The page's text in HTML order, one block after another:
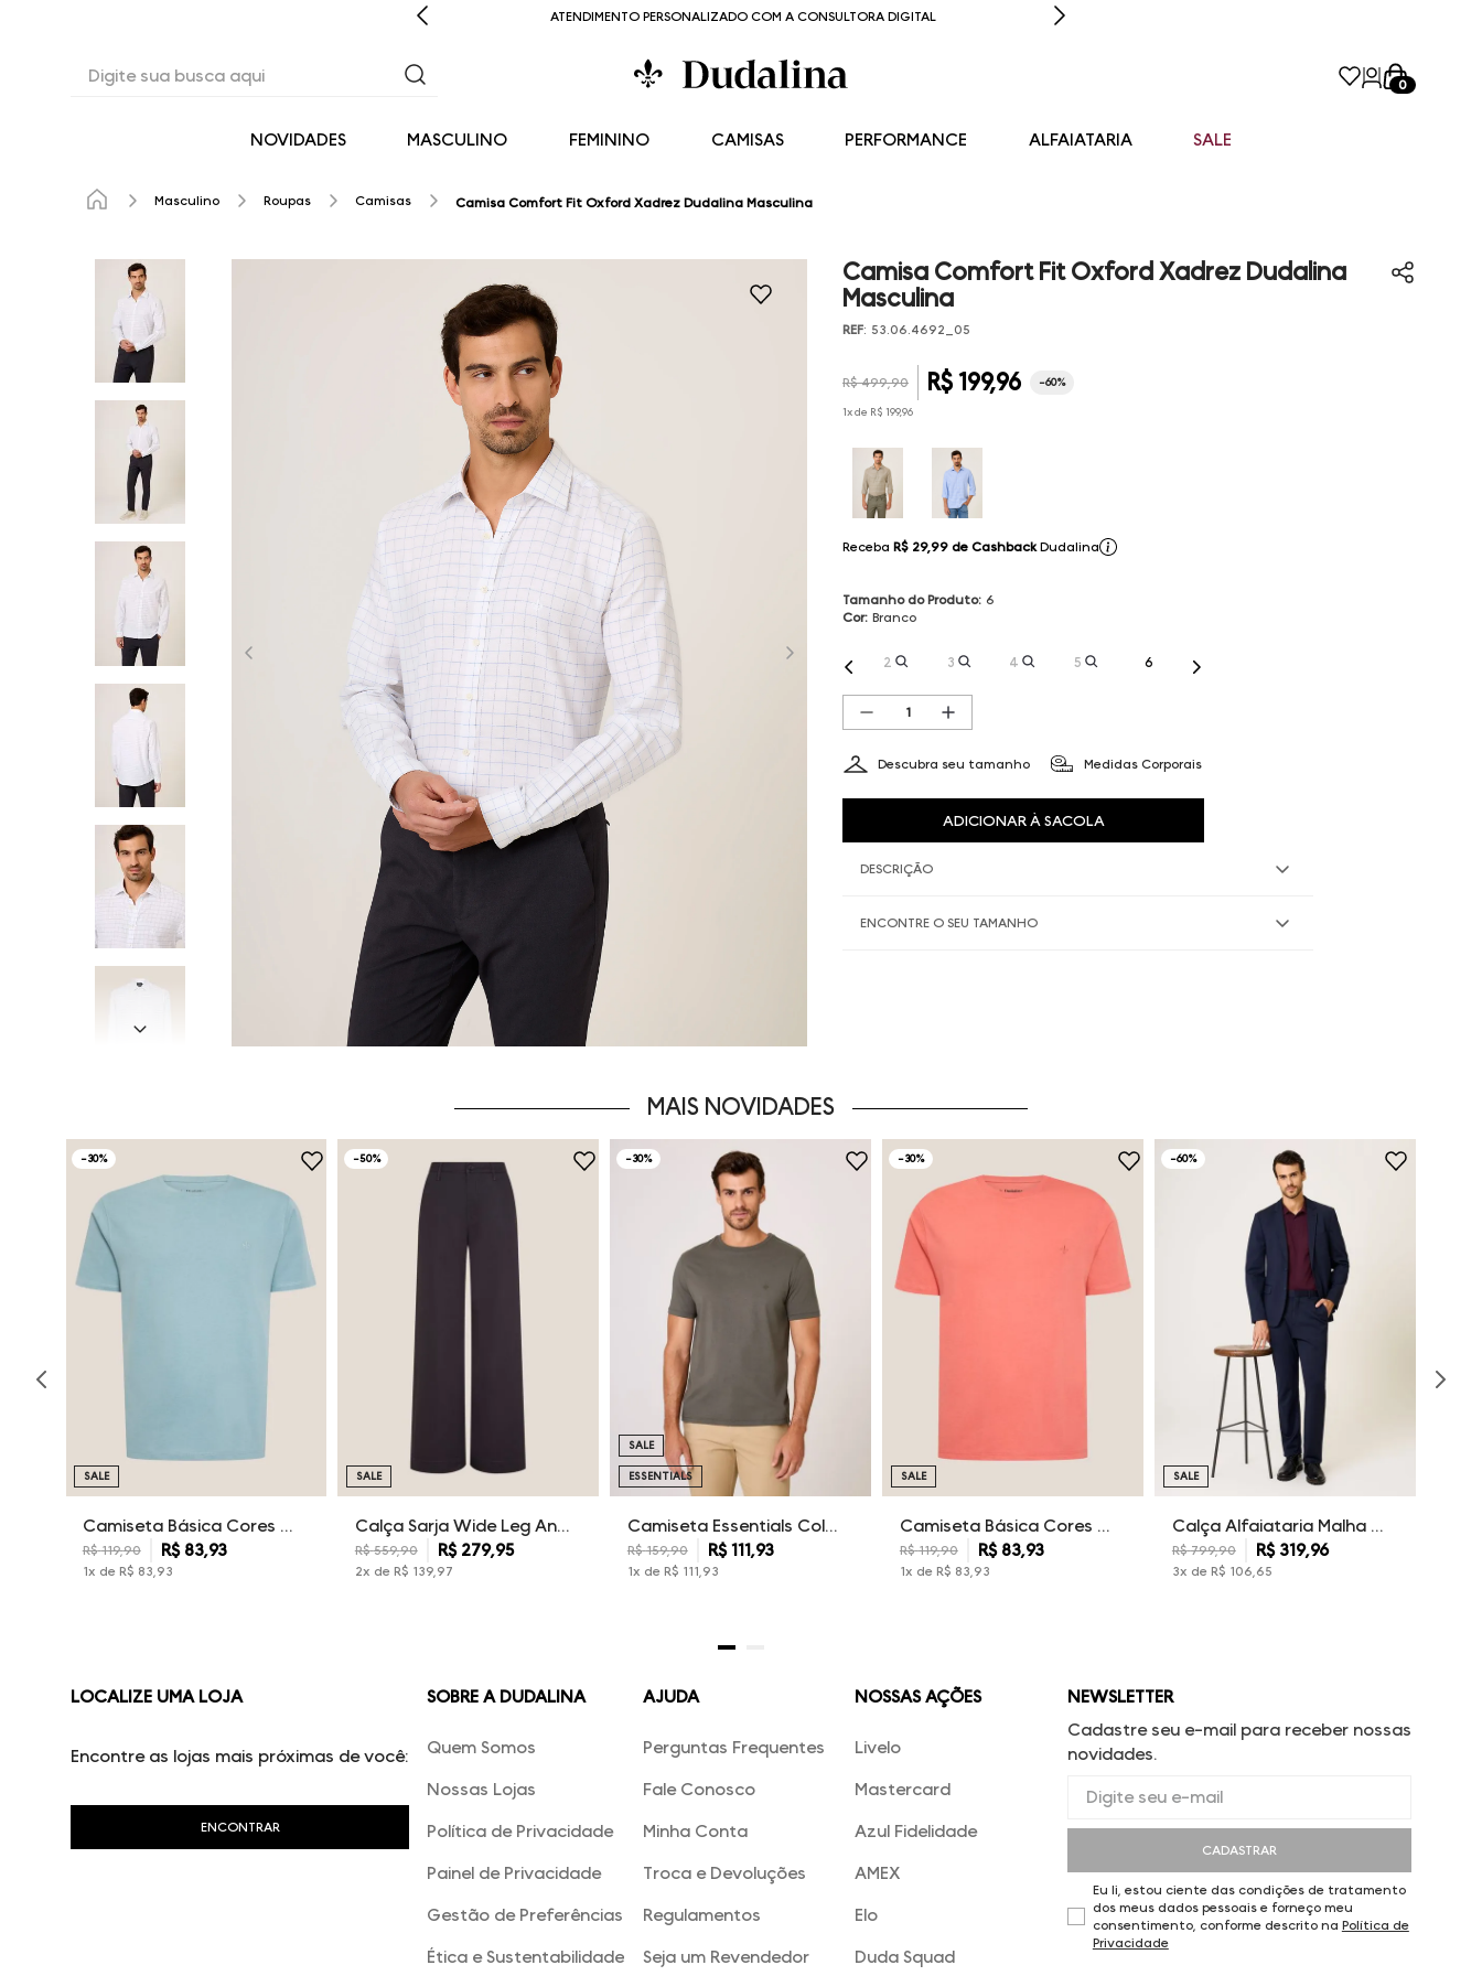
ATENDIMENTO PERSONALIZADO COM A CONSULTORA DIGITAL
0
NOVIDADES MASCULINO FEMININO CAMISAS PERFORMANCE ALFAIATARIA SALE
Masculino Roupas Camisas Camisa Comfort Fit Oxford Xadrez Dudalina Masculina
Camisa Comfort Fit Oxford Xadrez Dudalina
Masculina
REF: 53.06.4692_05
R$ 499,90 R$199,96 -60%
1x de R$ 199,96
Receba R$ 29,99 de Cashback Dudalina
Tamanho do Produto: 6
Cor: Branco
2 3 4 5 6
Descubra seu tamanho Medidas Corporais
ADICIONAR À SACOLA
DESCRIÇÃO
ENCONTRE O SEU TAMANHO
MAIS NOVIDADES
-30%
Camiseta Básica Cores Dudalina Masculina
R$ 119,90 R$ 83,93
1x de R$ 83 93
SALE
-50%
Calça Sarja Wide Leg Ana Dudalina Feminina
R$ 559,90 R$ 279,95
2x de R$ 139, 97
SALE
-30%
Camiseta Essentials Color Dudalina Masculina
R$ 159,90 R$111,93
1x de R$ 111 93
SALE
ESSENTIALS
-30%
Camiseta Básica Cores Dudalina Masculina
R$ 119,90 R$ 83,93
1x de R$ 83 93
SALE
-60%
Calça Alfaiataria Malha Dudalina Masculina
R$ 799,90 R$ 319,96
3x de R$ 106 65
SALE
LOCALIZE UMA LOJA
Encontre as lojas mais próximas de você:
SOBRE A DUDALINA
Quem Somos
Nossas Lojas
Política de Privacidade
Painel de Privacidade
Gestão de Preferências
Ética e Sustentabilidade
AJUDA
Perguntas Frequentes
Fale Conosco
Minha Conta
Troca e Devoluções
Regulamentos
Seja um Revendedor
NOSSAS AÇÕES
Livelo
Mastercard
Azul Fidelidade
AMEX
Elo
Duda Squad
NEWSLETTER
Cadastre seu e-mail para receber nossas
novidades.
CADASTRAR
Eu li, estou ciente das condições de tratamento
dos meus dados pessoais e forneço meu
consentimento, conforme descrito na Política de
Privacidade